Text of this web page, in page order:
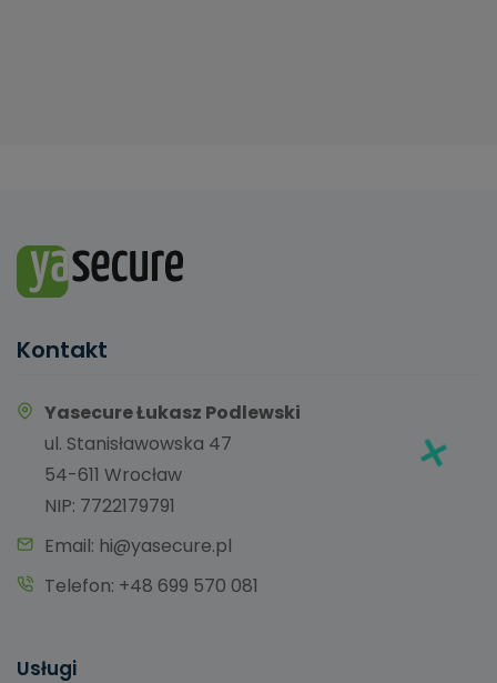
Kontakt
Yasecure Łukasz Podlewski
ul. Stanisławowska 47
54-611 Wrocław
NIP: 7722179791
Email: hi@yasecure.pl
Telefon: +48 699 570 081
Usługi